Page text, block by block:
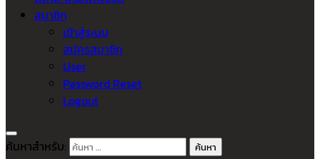
สมาชิก
เข้าสู่ระบบ
สมัครสมาชิก
User
Password Reset
Logout
ค้นหาสำหรับ: